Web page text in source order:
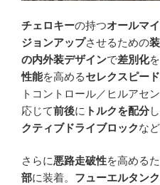
チェロキーの持つオールマ
ジョンアップさせるための
の内外装デザインで差別化
性能を高めるセレクスピー
トコントロール／ヒルアセ
応じて前後に トルクを配分し
クティブドライブロックな
さらに悪路走破性を高める
部に装着。 フューエルタンク